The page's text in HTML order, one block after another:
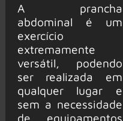
A prancha
abdominal é um
exercício
extremamente
versátil, podendo
ser realizada em
qualquer lugar e
sem a necessidade
de equipamentos